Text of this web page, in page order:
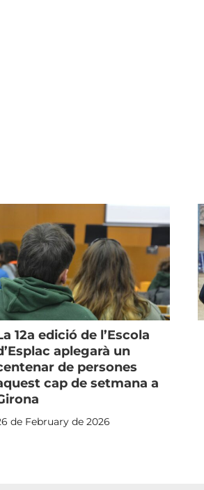
12a edició de l’Escola
aplegarà un
de persones
cap de setmana a
de February de 2026